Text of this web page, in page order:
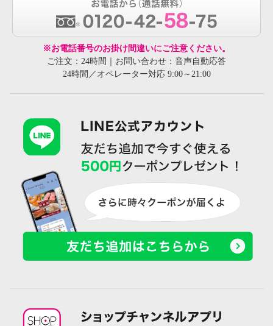
※お電話番号のお掛け間違いにご注意ください。
ご注文：24時間｜お問い合わせ：音声自動応答
24時間／オペレーター対応 9:00～21:00